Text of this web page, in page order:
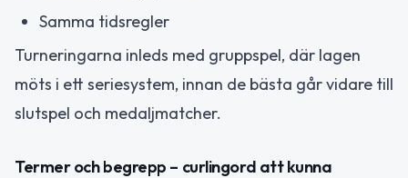
Samma tidsregler
Turneringarna inleds med gruppspel, där lagen
möts i ett seriesystem, innan de bästa går vidare till
slutspel och medaljmatcher.
Termer och begrepp – curlingord att kunna